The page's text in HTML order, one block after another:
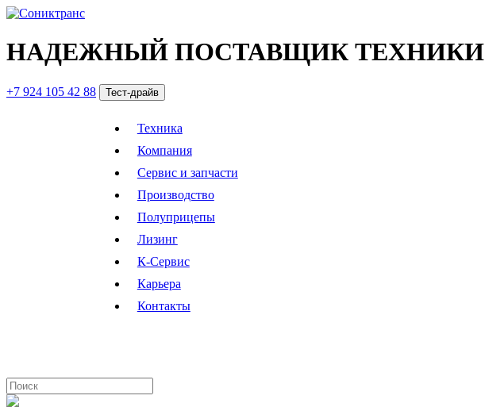
НАДЕЖНЫЙ ПОСТАВЩИК ТЕХНИКИ
+7 924 105 42 88 Тест-драйв
Техника
Компания
Сервис и запчасти
Производство
Полуприцепы
Лизинг
К-Сервис
Карьера
Контакты